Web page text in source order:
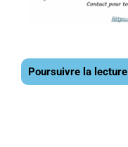
Poursuivre la lecture